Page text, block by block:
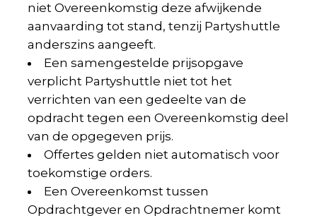
niet Overeenkomstig deze afwijkende
aanvaarding tot stand, tenzij Partyshuttle
anderszins aangeeft.
Een samengestelde prijsopgave
verplicht Partyshuttle niet tot het
verrichten van een gedeelte van de
opdracht tegen een Overeenkomstig deel
van de opgegeven prijs.
Offertes gelden niet automatisch voor
toekomstige orders.
Een Overeenkomst tussen
Opdrachtgever en Opdrachtnemer komt